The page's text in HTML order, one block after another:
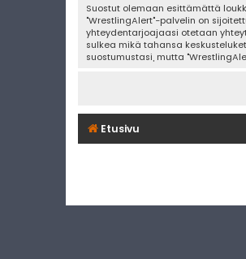
Suostut olemaan esittämättä
"WrestlingAlert"-palvelin on
yhteydentarjoajaasi otetaan
sulkea mikä tahansa
suostumustasi, mutta
Etusivu